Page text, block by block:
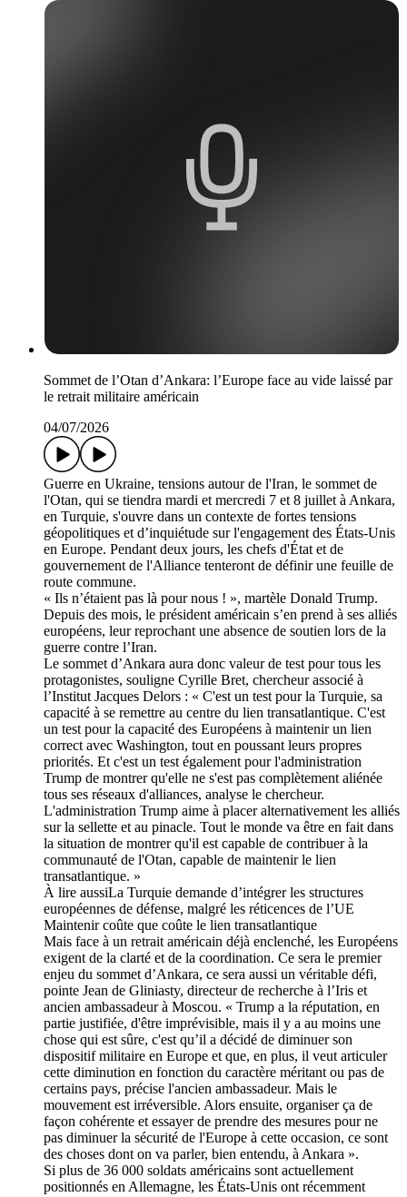
Sommet de l’Otan d’Ankara: l’Europe face au vide laissé par
le retrait militaire américain
04/07/2026
Guerre en Ukraine, tensions autour de l'Iran, le sommet de
l'Otan, qui se tiendra mardi et mercredi 7 et 8 juillet à Ankara,
en Turquie, s'ouvre dans un contexte de fortes tensions
géopolitiques et d’inquiétude sur l'engagement des États-Unis
en Europe. Pendant deux jours, les chefs d'État et de
gouvernement de l'Alliance tenteront de définir une feuille de
route commune.
« Ils n’étaient pas là pour nous ! », martèle Donald Trump.
Depuis des mois, le président américain s’en prend à ses alliés
européens, leur reprochant une absence de soutien lors de la
guerre contre l’Iran.
Le sommet d’Ankara aura donc valeur de test pour tous les
protagonistes, souligne Cyrille Bret, chercheur associé à
l’Institut Jacques Delors : « C'est un test pour la Turquie, sa
capacité à se remettre au centre du lien transatlantique. C'est
un test pour la capacité des Européens à maintenir un lien
correct avec Washington, tout en poussant leurs propres
priorités. Et c'est un test également pour l'administration
Trump de montrer qu'elle ne s'est pas complètement aliénée
tous ses réseaux d'alliances, analyse le chercheur.
L'administration Trump aime à placer alternativement les alliés
sur la sellette et au pinacle. Tout le monde va être en fait dans
la situation de montrer qu'il est capable de contribuer à la
communauté de l'Otan, capable de maintenir le lien
transatlantique. »
À lire aussiLa Turquie demande d’intégrer les structures
européennes de défense, malgré les réticences de l’UE
Maintenir coûte que coûte le lien transatlantique
Mais face à un retrait américain déjà enclenché, les Européens
exigent de la clarté et de la coordination. Ce sera le premier
enjeu du sommet d’Ankara, ce sera aussi un véritable défi,
pointe Jean de Gliniasty, directeur de recherche à l’Iris et
ancien ambassadeur à Moscou. « Trump a la réputation, en
partie justifiée, d'être imprévisible, mais il y a au moins une
chose qui est sûre, c'est qu’il a décidé de diminuer son
dispositif militaire en Europe et que, en plus, il veut articuler
cette diminution en fonction du caractère méritant ou pas de
certains pays, précise l'ancien ambassadeur. Mais le
mouvement est irréversible. Alors ensuite, organiser ça de
façon cohérente et essayer de prendre des mesures pour ne
pas diminuer la sécurité de l'Europe à cette occasion, ce sont
des choses dont on va parler, bien entendu, à Ankara ».
Si plus de 36 000 soldats américains sont actuellement
positionnés en Allemagne, les États-Unis ont récemment